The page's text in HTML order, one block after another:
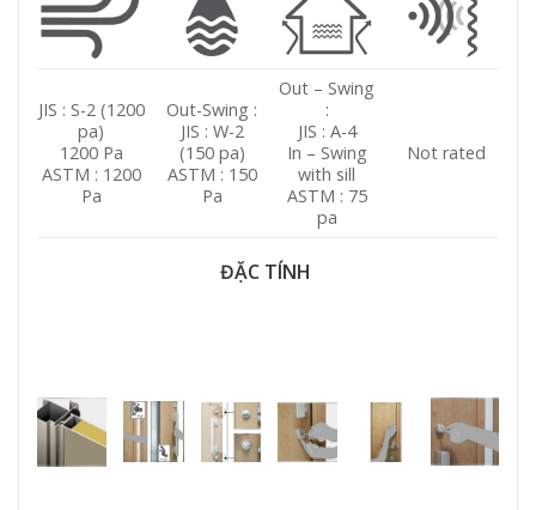
JIS : S-2 (1200
pa)
1200 Pa
ASTM : 1200
Pa
Out-Swing :
JIS : W-2
(150 pa)
ASTM : 150
Pa
Out – Swing
:
JIS : A-4
In – Swing
with sill
ASTM : 75
pa
Not rated
ĐẶC TÍNH